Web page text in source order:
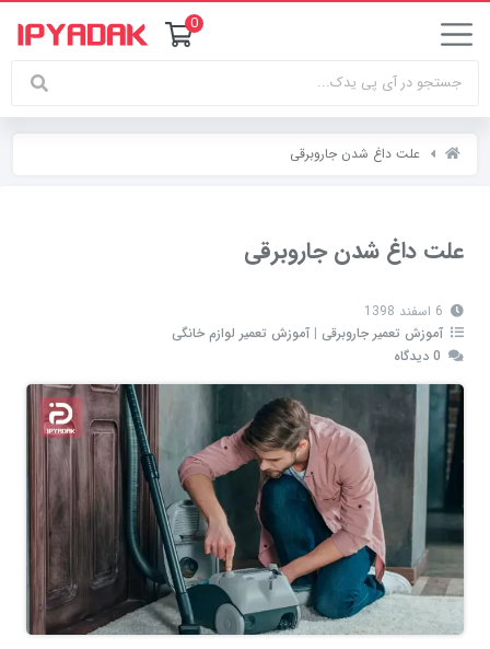
0
علت داغ شدن جاروبرقی
علت داغ شدن جاروبرقی
آموزش تعمیر جاروبرقی | آموزش تعمیر لوازم خانگی